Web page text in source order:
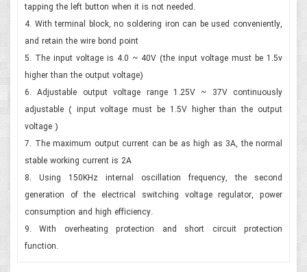
tapping the left button when it is not needed.
4. With terminal block, no soldering iron can be used conveniently,
and retain the wire bond point
5. The input voltage is 4.0 ~ 40V (the input voltage must be 1.5v
higher than the output voltage)
6. Adjustable output voltage range 1.25V ~ 37V continuously
adjustable ( input voltage must be 1.5V higher than the output
voltage )
7. The maximum output current can be as high as 3A, the normal
stable working current is 2A
8. Using 150KHz internal oscillation frequency, the second
generation of the electrical switching voltage regulator, power
consumption and high efficiency.
9. With overheating protection and short circuit protection
function.